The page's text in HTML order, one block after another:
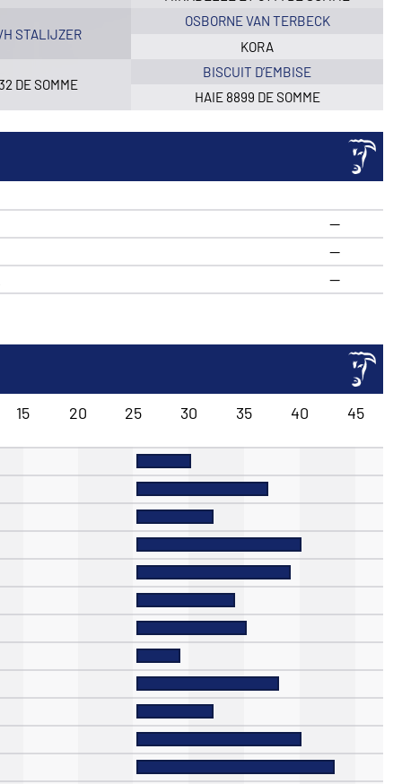
STALIJZER
DE SOMME
OSBORNE VAN TERBECK
KORA
BISCUIT D’EMBISE
HAIE 8899 DE SOMME
—
—
—
15 20 25 30 35 40 45